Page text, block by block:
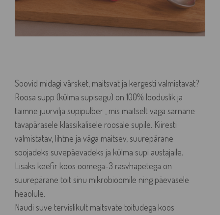
Soovid midagi värsket, maitsvat ja kergesti valmistavat?
Roosa supp (külma supisegu) on 100% looduslik ja
taimne juurvilja supipulber , mis maitselt väga sarnane
tavapärasele klassikalisele roosale supile. Kiiresti
valmistatav, lihtne ja väga maitsev, suurepärane
soojadeks suvepäevadeks ja külma supi austajaile.
Lisaks keefir koos oomega-3 rasvhapetega on
suurepärane toit sinu mikrobioomile ning päevasele
heaolule.
Naudi suve tervislikult maitsvate toitudega koos